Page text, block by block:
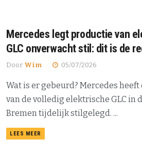
Mercedes legt productie van
GLC onverwacht stil: dit is de
Door Wim 05/07/2026
Wat is er gebeurd? Mercedes
van de volledig elektrische GLC in
Bremen tijdelijk stilgelegd. ...
LEES MEER